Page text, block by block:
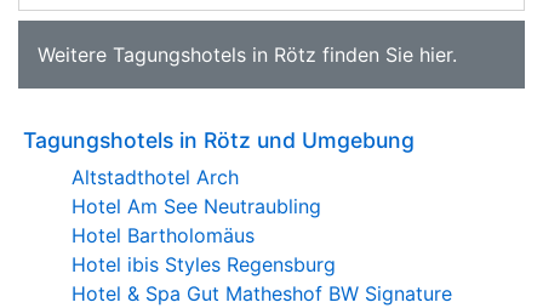
Weitere Tagungshotels in Rötz finden Sie hier.
Tagungshotels in Rötz und Umgebung
Altstadthotel Arch
Hotel Am See Neutraubling
Hotel Bartholomäus
Hotel ibis Styles Regensburg
Hotel & Spa Gut Matheshof BW Signature